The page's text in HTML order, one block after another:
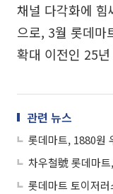
채널 다각화에
으로, 3월 롯데마
확대 이전인 25
관련 뉴스
롯데마트, 1880원